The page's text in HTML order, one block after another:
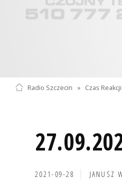
Radio Szczecin » Czas Reakcji
2021-09-28 JANUSZ